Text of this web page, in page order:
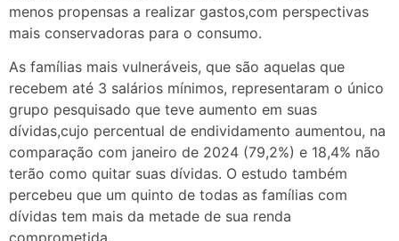
menos propensas a realizar gastos,com perspectivas
mais conservadoras para o consumo.
As famílias mais vulneráveis, que são aquelas que
recebem até 3 salários mínimos, representaram o único
grupo pesquisado que teve aumento em suas
dívidas,cujo percentual de endividamento aumentou, na
comparação com janeiro de 2024 (79,2%) e 18,4% não
terão como quitar suas dívidas. O estudo também
percebeu que um quinto de todas as famílias com
dívidas tem mais da metade de sua renda